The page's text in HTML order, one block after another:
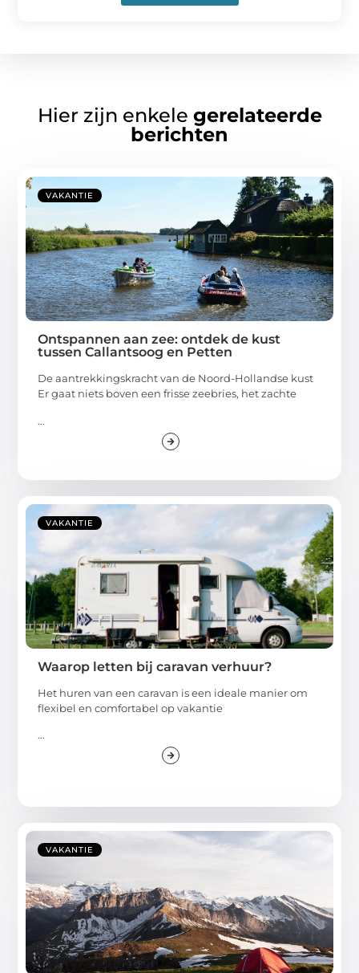
Hier zijn enkele gerelateerde
berichten
VAKANTIE
Ontspannen aan zee: ontdek de kust
tussen Callantsoog en Petten
De aantrekkingskracht van de Noord-Hollandse kust
Er gaat niets boven een frisse zeebries, het zachte
...
VAKANTIE
Waarop letten bij caravan verhuur?
Het huren van een caravan is een ideale manier om
flexibel en comfortabel op vakantie
...
VAKANTIE